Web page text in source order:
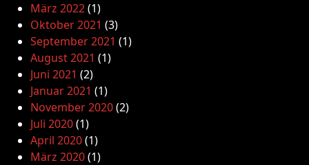
März 2022(1)
Oktober 2021 (3)
September 2021 (1)
August 2021 (1)
Juni 2021 (2)
Januar 2021 (1)
November 2020(2)
Juli 2020(1)
April 2020(1)
März 2020(1)